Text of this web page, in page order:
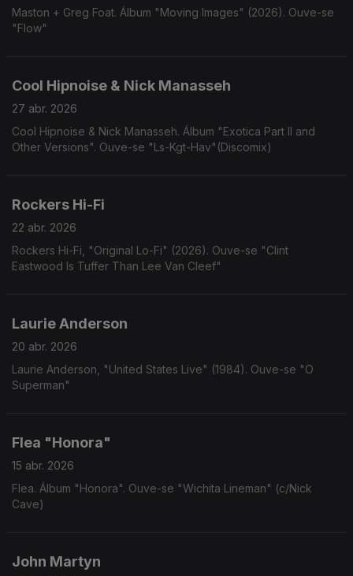
Maston + Greg Foat. Álbum "Moving Images" (2026). Ouve-se
"Flow"
Cool Hipnoise & Nick Manasseh
27 abr. 2026
Cool Hipnoise & Nick Manasseh. Álbum "Exotica Part II and
Other Versions". Ouve-se "Ls-Kgt-Hav"(Discomix)
Rockers Hi-Fi
22 abr. 2026
Rockers Hi-Fi, "Original Lo-Fi" (2026). Ouve-se "Clint
Eastwood Is Tuffer Than Lee Van Cleef"
Laurie Anderson
20 abr. 2026
Laurie Anderson, "United States Live" (1984). Ouve-se "O
Superman"
Flea "Honora"
15 abr. 2026
Flea. Álbum "Honora". Ouve-se "Wichita Lineman" (c/Nick
Cave)
John Martyn